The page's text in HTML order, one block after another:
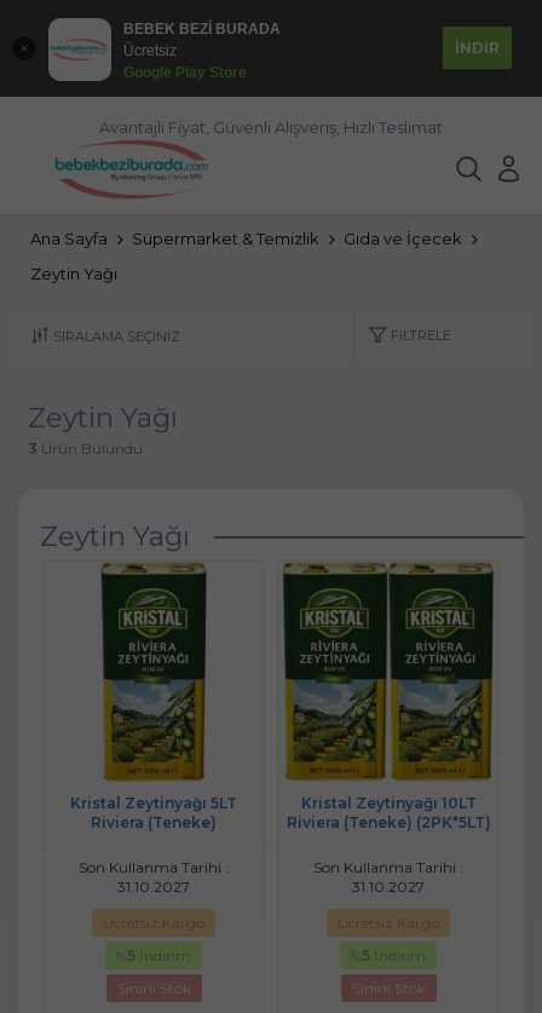
BEBEK BEZİ BURADA
Ücretsiz
Google Play Store
İNDİR
Avantajlı Fiyat, Güvenli Alışveriş, Hızlı Teslimat
Ana Sayfa Süpermarket & Temizlik
Gıda ve İçecek
Zeytin Yağı
FILTRELE
Zeytin Yağı
3 Ürün Bulundu
Zeytin Yağı
Kristal Zeytinyağı 5LT
Riviera (Teneke)
Son Kullanma Tarihi :
31.10.2027
Ücretsiz Kargo
%5 İndirim
Sınırlı Stok
Kristal Zeytinyağı 10LT
Riviera (Teneke) (2PK*5LT)
Son Kullanma Tarihi :
31.10.2027
Ücretsiz Kargo
%5 İndirim
Sınırlı Stok